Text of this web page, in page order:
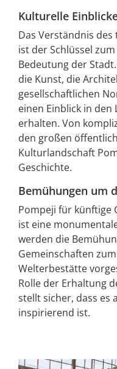
Kulturelle
Das Verständnis
ist der Schlüssel
Bedeutung der
die Kunst, die
gesellschaftlichen
einen Einblick in den
erhalten. Von
den großen
Kulturlandschaft
Geschichte.
Bemühungen um
Pompeji für künftige
ist eine
werden die
Gemeinschaften
Welterbestätte
Rolle der Erhaltung
stellt sicher, dass es
inspirierend ist.